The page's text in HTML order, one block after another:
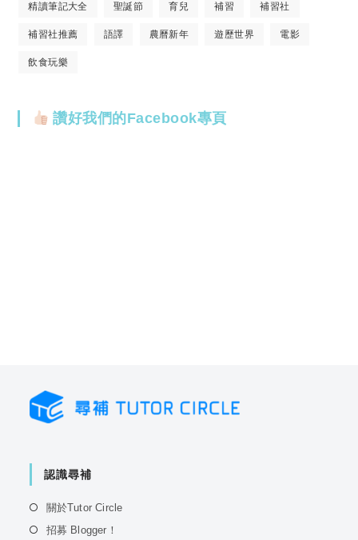
精讀筆記大全 聖誕節 育兒 補習 補習社
補習社推薦 語譯 農曆新年 遊歷世界 電影
飲食玩樂
讚好我們的Facebook專頁
認識尋補
關於Tutor CircleOpens
招募 Blogger！